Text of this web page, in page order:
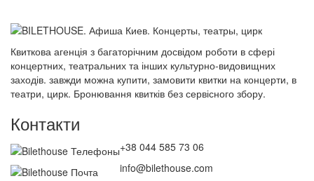
Квиткова агенція з багаторічним досвідом роботи в сфері
концертних, театральних та інших культурно-видовищних
заходів. завжди можна купити, замовити квитки на концерти, в
театри, цирк. Бронювання квитків без сервісного збору.
Контакти
+38 044 585 73 06
info@bilethouse.com